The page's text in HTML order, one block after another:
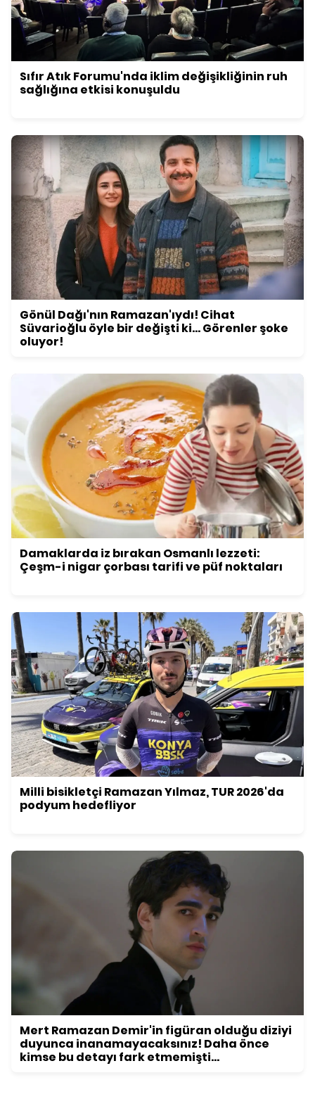
Sıfır Atık Forumu'nda iklim değişikliğinin ruh
sağlığına etkisi konuşuldu
Gönül Dağı'nın Ramazan'ıydı! Cihat
Süvarioğlu öyle bir değişti ki... Görenler şoke
oluyor!
Damaklarda iz bırakan Osmanlı lezzeti:
Çeşm-i nigar çorbası tarifi ve püf noktaları
Milli bisikletçi Ramazan Yılmaz, TUR 2026'da
podyum hedefliyor
Mert Ramazan Demir'in figüran olduğu diziyi
duyunca inanamayacaksınız! Daha önce
kimse bu detayı fark etmemişti...